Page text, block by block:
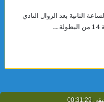
الثانية بعد الزوال النادي